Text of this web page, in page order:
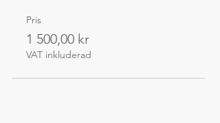
Pris
1 500,00 kr
VAT inkluderad